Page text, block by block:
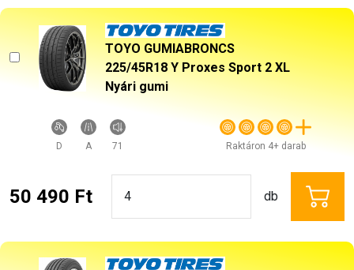
TOYO GUMIABRONCS
225/45R18 Y Proxes Sport 2 XL
Nyári gumi
D A 71 Raktáron 4+ darab
50 490 Ft db